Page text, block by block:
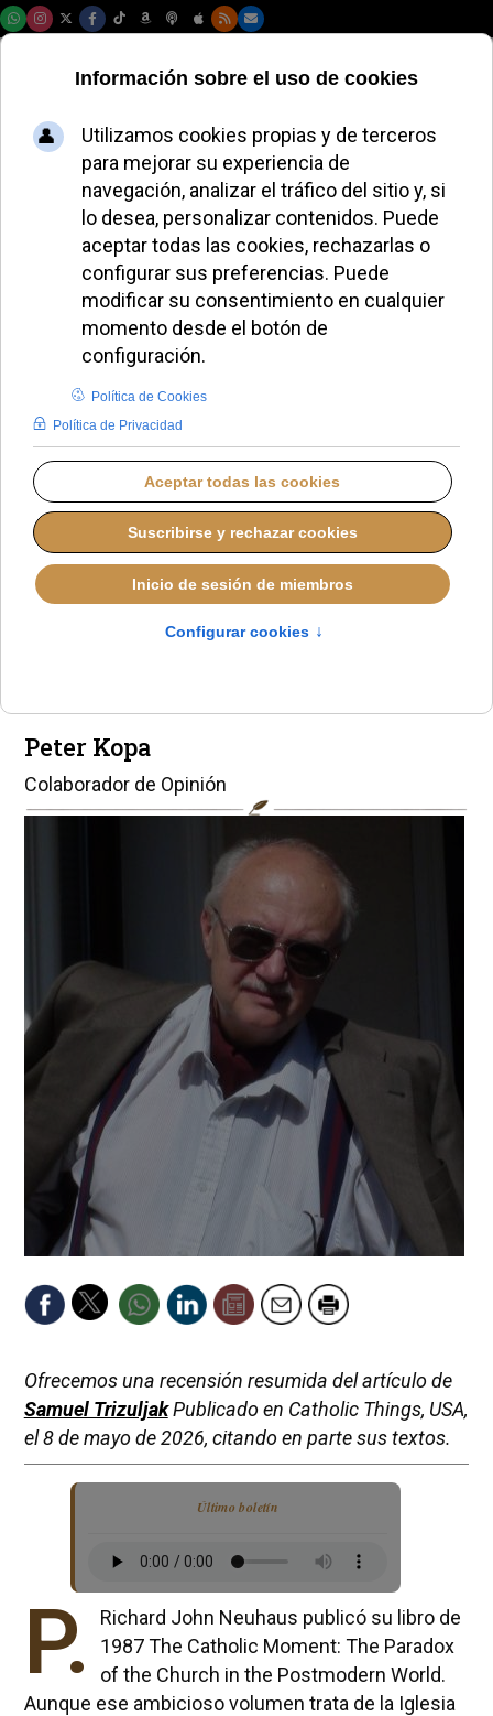
VIERNES, 19 JUNIO 2026 10:58
Vitalidad de la
Iglesia Católica en
Peter Kopa
Colaborador de Opinión
Ofrecemos una recensión resumida del artículo de
Samuel TrizuljakPublicado en Catholic Things, USA,
el 8 de mayo de 2026, citando en parte sus textos.
Último boletín
P.
Richard John Neuhaus publicó su libro de
1987 The Catholic Moment: The Paradox
of the Church in the Postmodern World.
Aunque ese ambicioso volumen trata de la Iglesia